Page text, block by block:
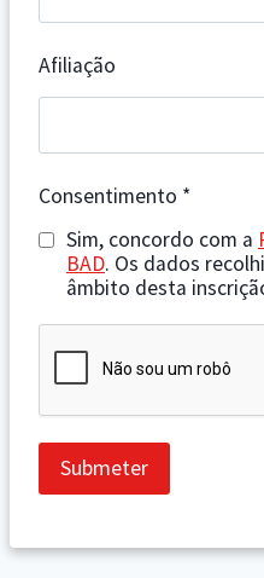
Afiliação
Consentimento *
Sim, concordo com a
BAD. Os dados
âmbito desta
Submeter